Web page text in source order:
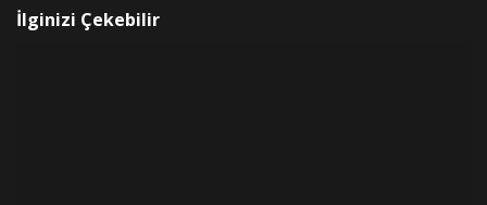
İlginizi Çekebilir